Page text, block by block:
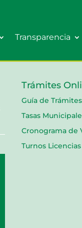
Transparencia
Trámites
Guía de Trámites
Tasas
Cronograma de
Turnos